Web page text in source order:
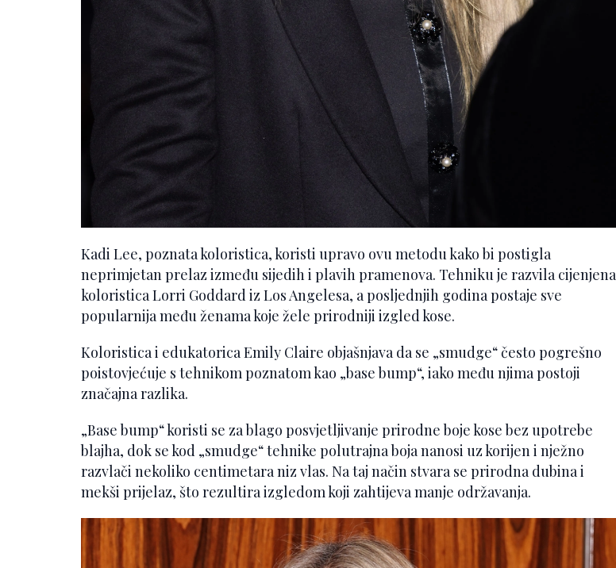
Kadi Lee, poznata koloristica, koristi upravo ovu metodu kako bi postigla
neprimjetan prelaz između sijedih i plavih pramenova. Tehniku je razvila cijenjena
koloristica Lorri Goddard iz Los Angelesa, a posljednjih godina postaje sve
popularnija među ženama koje žele prirodniji izgled kose.
Koloristica i edukatorica Emily Claire objašnjava da se „smudge“ često pogrešno
poistovjećuje s tehnikom poznatom kao „base bump“, iako među njima postoji
značajna razlika.
„Base bump“ koristi se za blago posvjetljivanje prirodne boje kose bez upotrebe
blajha, dok se kod „smudge“ tehnike polutrajna boja nanosi uz korijen i nježno
razvlači nekoliko centimetara niz vlas. Na taj način stvara se prirodna dubina i
mekši prijelaz, što rezultira izgledom koji zahtijeva manje održavanja.